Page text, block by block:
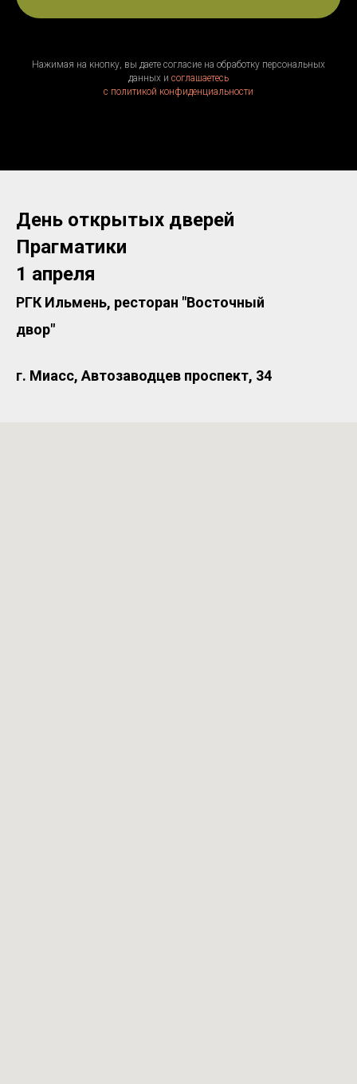
Нажимая на кнопку, вы даете согласие на обработку персональных
данных и соглашаетесь
c политикой конфиденциальности
День открытых дверей
Прагматики
1 апреля
РГК Ильмень, ресторан "Восточный
двор"
г. Миасс, ​Автозаводцев проспект, 34